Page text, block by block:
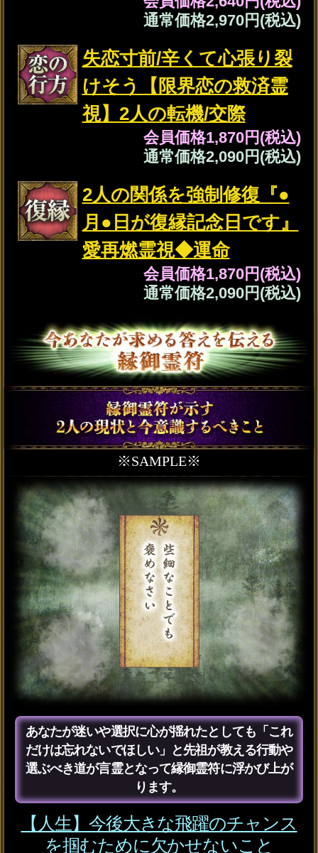
通常価格3,630円(税込)
※みょうじとなまえは、それぞれ全角8
をご使用ください。（必須）
文字以内の
ひらがなをご使用ください。（必須）
あの人の性別は、あなたと逆の性別が
自動的に設定されます。
入力した情報を記録しますか？
記録する
「2人の宿縁を一部無料で鑑定」をタッ
プすると、鑑定結果の一部を無料でご
覧になれます。
テレシスネットワーク株式会社は、
ご入力いただいた情報を、占いサー
ビスを提供するためにのみ使用し、
情報の蓄積を行ったり、他の目的で
使用することはありません。ご利用
の際は、当社「個人情報保護方針
（外部サイト）」に同意の上、必要
事項をご入力ください。
失恋寸前/辛くて心張り裂
けそう【限界恋の救済霊
視】2人の転機/交際
会員価格
1,870円(税込)
通常価格2,090円(税込)
生々しい声聞こえる【あ
の人の愛欲＆SEX願望】
暴露霊視◆体相性/初夜